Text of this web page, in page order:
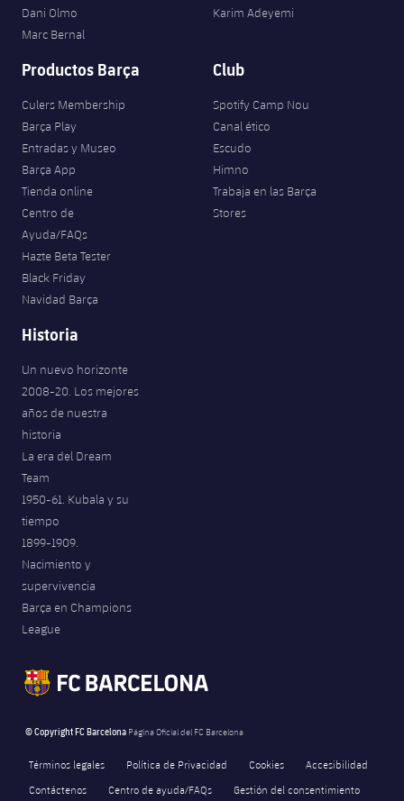
Dani Olmo
Marc Bernal
Karim Adeyemi
Productos Barça
Culers Membership
Barça Play
Entradas y Museo
Barça App
Tienda online
Centro de
Ayuda/FAQs
Hazte Beta Tester
Black Friday
Navidad Barça
Club
Spotify Camp Nou
Canal ético
Escudo
Himno
Trabaja en las Barça
Stores
Historia
Un nuevo horizonte
2008-20. Los mejores
años de nuestra
historia
La era del Dream
Team
1950-61. Kubala y su
tiempo
1899-1909.
Nacimiento y
supervivencia
Barça en Champions
League
© Copyright FC Barcelona Página Oficial del FC Barcelona
Términos legales Política de Privacidad Cookies
Accesibilidad
Contáctenos
Centro de ayuda/FAQs Gestión del consentimiento